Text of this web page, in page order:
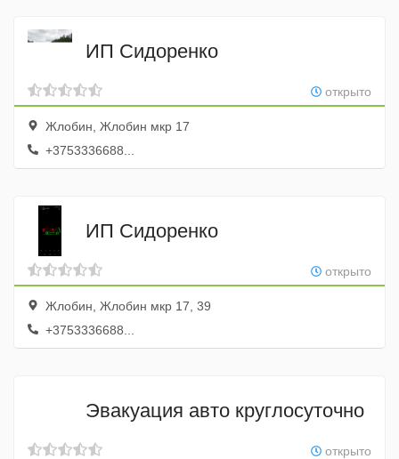
ИП Сидоренко
открыто
Жлобин, Жлобин мкр 17
+3753336688...
ИП Сидоренко
открыто
Жлобин, Жлобин мкр 17, 39
+3753336688...
Эвакуация авто круглосуточно
открыто